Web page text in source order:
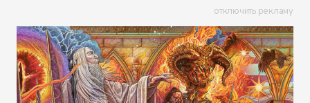
отключить рекламу